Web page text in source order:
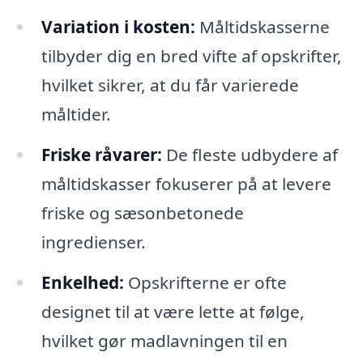
Variation i kosten: Måltidskasserne
tilbyder dig en bred vifte af opskrifter,
hvilket sikrer, at du får varierede
måltider.
Friske råvarer: De fleste udbydere af
måltidskasser fokuserer på at levere
friske og sæsonbetonede
ingredienser.
Enkelhed: Opskrifterne er ofte
designet til at være lette at følge,
hvilket gør madlavningen til en